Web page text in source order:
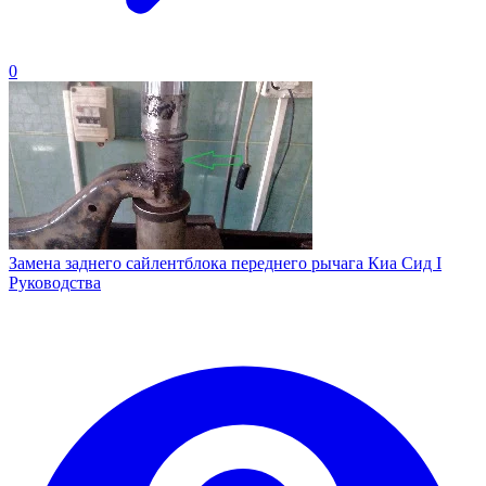
0
Замена заднего сайлентблока переднего рычага Киа Сид I
Руководства